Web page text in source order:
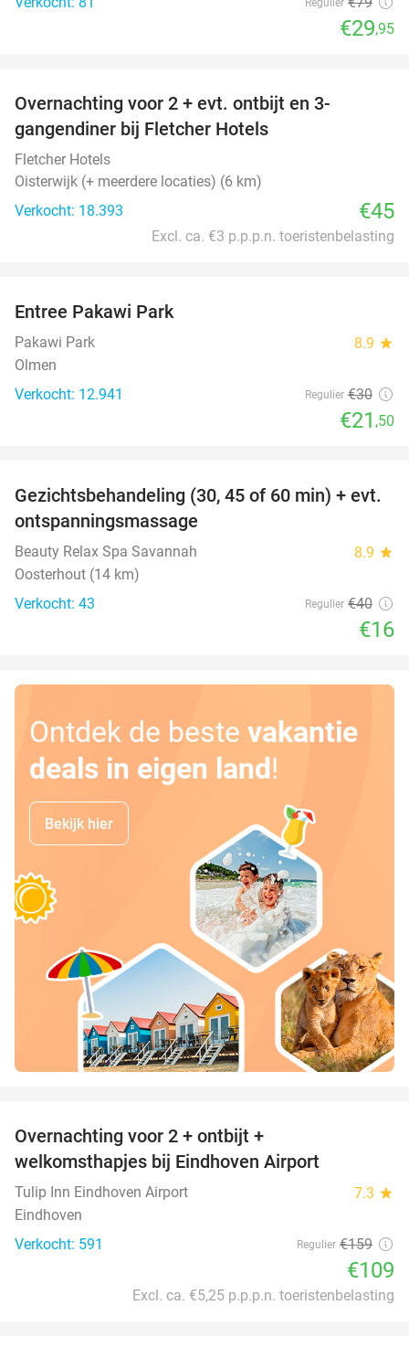
€29,95
Overnachting voor 2 + evt. ontbijt en 3-
gangendiner bij Fletcher Hotels
Fletcher Hotels
Oisterwijk (+ meerdere locaties) (6 km)
Verkocht: 18.393
€45
Excl. ca. €3 p.p.p.n. toeristenbelasting
Entree Pakawi Park
Pakawi Park 8.9 star
Olmen
Verkocht: 12.941
Regulier €30
€21 ,50
60%
Gezichtsbehandeling (30, 45 of 60 min) + evt.
ontspanningsmassage
Beauty Relax Spa Savannah 8.9 star
Oosterhout (14 km)
Verkocht: 43
Regulier €40
€16
Ontdek de beste vakantie
deals in eigen land!
Bekijk hier
Overnachting voor 2 + ontbijt +
welkomsthapjes bij Eindhoven Airport
Tulip Inn Eindhoven Airport 7.3 star
Eindhoven
Verkocht: 591
Regulier €159
€109
Excl. ca. €5,25 p.p.p.n. toeristenbelasting